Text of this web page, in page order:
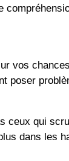
vos
poser
qui
dans les